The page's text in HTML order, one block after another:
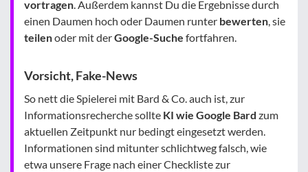
vortragen. Außerdem kannst Du die Ergebnisse durch
einen Daumen hoch oder Daumen runter bewerten, sie
teilenoder mit derGoogle-Suche fortfahren.
Vorsicht, Fake-News
So nett die Spielerei mit Bard & Co. auch ist, zur
Informationsrecherche sollte KI wie Google Bard zum
aktuellen Zeitpunkt nur bedingt eingesetzt werden.
Informationen sind mitunter schlichtweg falsch, wie
etwa unsere Frage nach einer Checkliste zur